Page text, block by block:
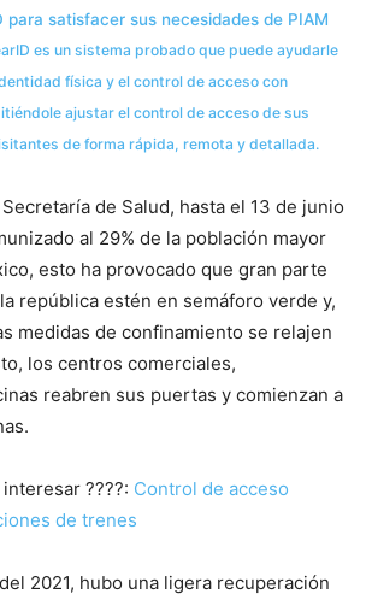
para satisfacer sus necesidades de PIAM
es un sistema probado que puede ayudarle
física y el control de acceso con
ajustar el control de acceso de sus
de forma rápida, remota y detallada.
de Salud, hasta el 13 de junio
al 29% de la población mayor
esto ha provocado que gran parte
república estén en semáforo verde y,
medidas de confinamiento se relajen
los centros comerciales,
reabren sus puertas y comienzan a
????: Control de acceso
de trenes
2021, hubo una ligera recuperación